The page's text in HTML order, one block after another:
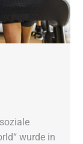
wurde in